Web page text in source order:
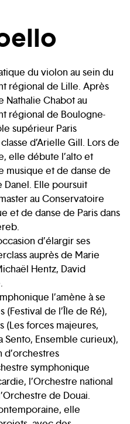
du violon au sein du
régional de Lille. Après
Nathalie Chabot au
régional de Boulogne-
supérieur Paris
d’Arielle Gill. Lors de
elle débute l’alto et
musique et de danse de
Danel. Elle poursuit
au Conservatoire
et de danse de Paris dans
d’élargir ses
auprès de Marie
Hentz, David
l’amène à se
(Festival de l’Île de Ré),
(Les forces majeures,
Sento, Ensemble curieux),
d’orchestres
symphonique
l’Orchestre national
de Douai.
elle